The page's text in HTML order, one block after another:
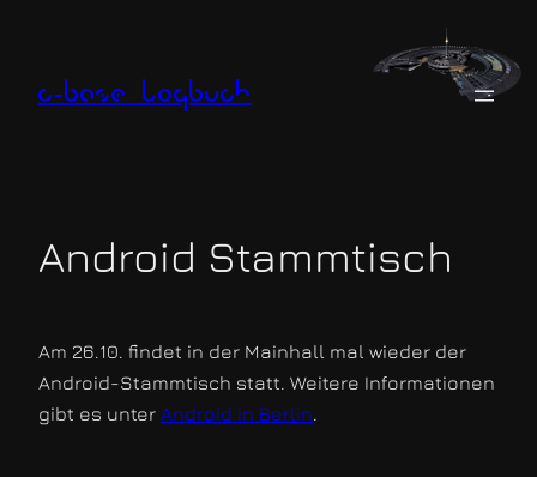
springen
c-base logbuch
Android Stammtisch
Am 26.10. findet in der Mainhall mal wieder der
Android-Stammtisch statt. Weitere Informationen
gibt es unter Android in Berlin.